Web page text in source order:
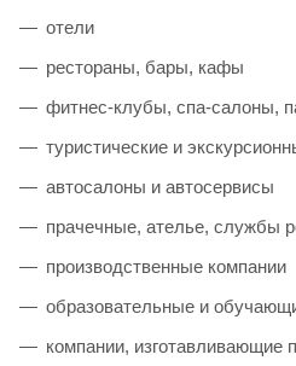
отели
рестораны, бары, кафы
фитнес-клубы, спа-салоны,
туристические и
автосалоны и автосервисы
прачечные, ателье, службы
производственные компании
образовательные и
компании, изготавливающие